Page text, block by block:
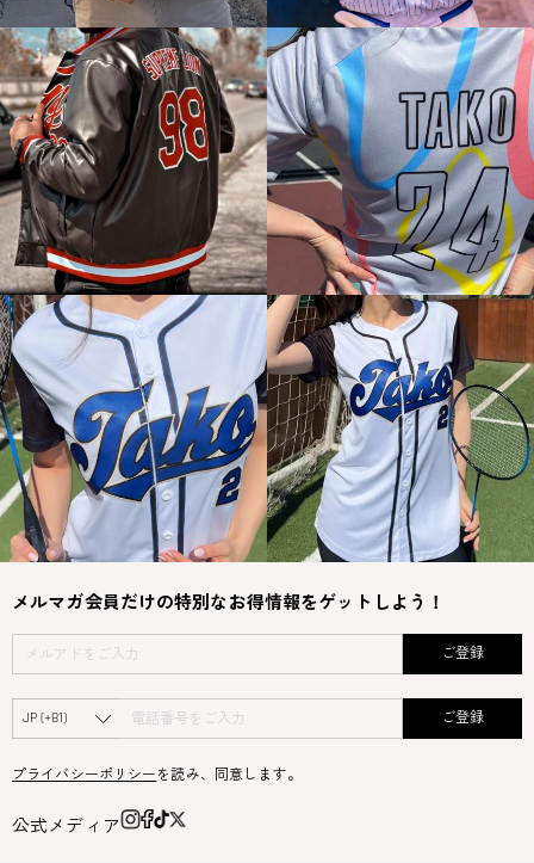
メルマガ会員だけの特別なお得情報をゲットしよう！
ご登録
ご登録
プライバシーポリシー を読み、同意します。
公式メディア